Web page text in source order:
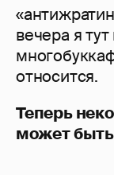
вечера я
относится.
Теперь
может